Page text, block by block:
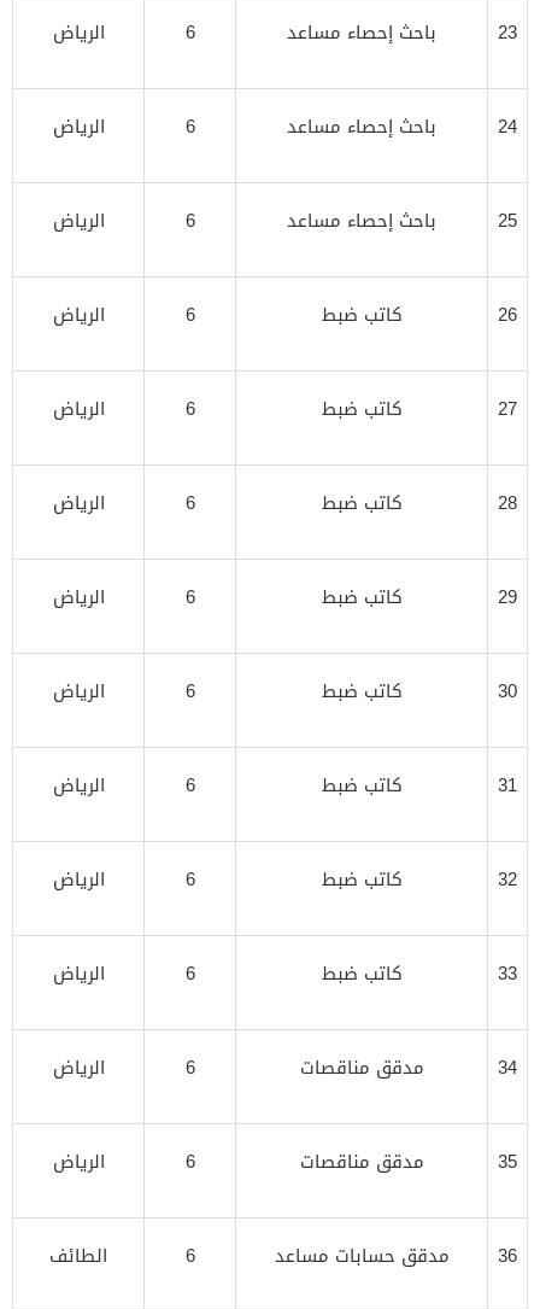
23 باحث إحصاء مساعد 6 الرياض
24 باحث إحصاء مساعد 6 الرياض
25 باحث إحصاء مساعد 6 الرياض
26 كاتب ضبط 6 الرياض
27 كاتب ضبط 6 الرياض
28 كاتب ضبط 6 الرياض
29 كاتب ضبط 6 الرياض
30 كاتب ضبط 6 الرياض
31 كاتب ضبط 6 الرياض
32 كاتب ضبط 6 الرياض
33 كاتب ضبط 6 الرياض
34 مدقق مناقصات 6 الرياض
35 مدقق مناقصات 6 الرياض
36 مدقق حسابات مساعد 6 الطائف